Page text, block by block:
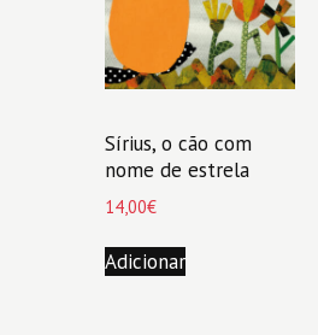
Sírius, o cão com
nome de estrela
14,00€
Adicionar